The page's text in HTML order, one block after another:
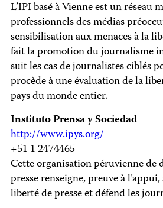
L’IPI basé à Vienne est un réseau
professionnels des médias
sensibilisation aux menaces à la
fait la promotion du journalisme
suit les cas de journalistes ciblés
procède à une évaluation de la
pays du monde entier.
Instituto Prensa y Sociedad
http://www.ipys.org/
+51 1 2474465
Cette organisation péruvienne de
presse renseigne, preuve à
liberté de presse et défend les